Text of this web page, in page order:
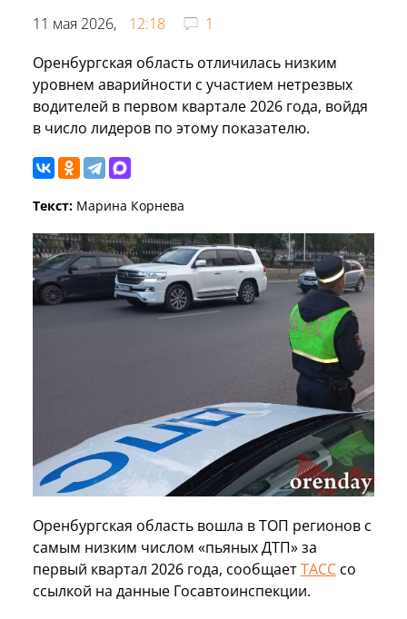
11 мая 2026, 12:18
1
Оренбургская область отличилась низким
уровнем аварийности с участием нетрезвых
водителей в первом квартале 2026 года, войдя
в число лидеров по этому показателю.
Текст: Марина Корнева
Оренбургская область вошла в ТОП регионов с
самым низким числом «пьяных ДТП» за
первый квартал 2026 года, сообщаетТАСС со
ссылкой на данные Госавтоинспекции.